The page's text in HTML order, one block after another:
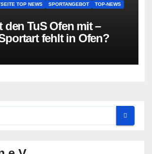
TOP NEWS
SPORTANGEBOT
TOP-NEWS
den TuS Ofen mit –
fehlt in Ofen?